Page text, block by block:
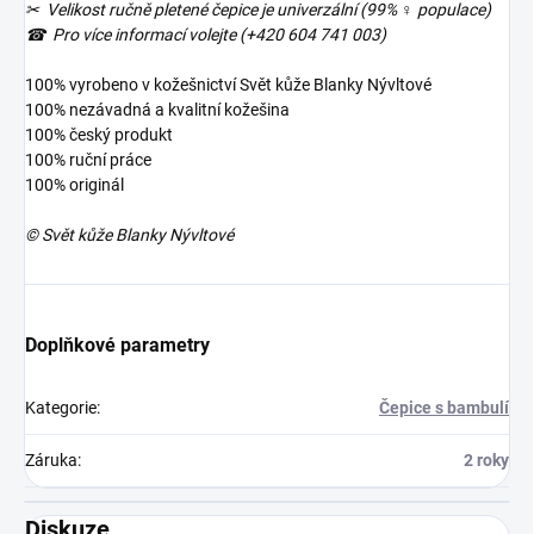
✂ Velikost ručně pletené čepice je univerzální (99% ♀ populace)
☎︎ Pro více informací volejte (+420 604 741 003)
100% vyrobeno v kožešnictví Svět kůže Blanky Nývltové
100% nezávadná a kvalitní kožešina
100% český produkt
100% ruční práce
100% originál
© Svět kůže Blanky Nývltové
Doplňkové parametry
Kategorie: Čepice s bambulí
Záruka: 2 roky